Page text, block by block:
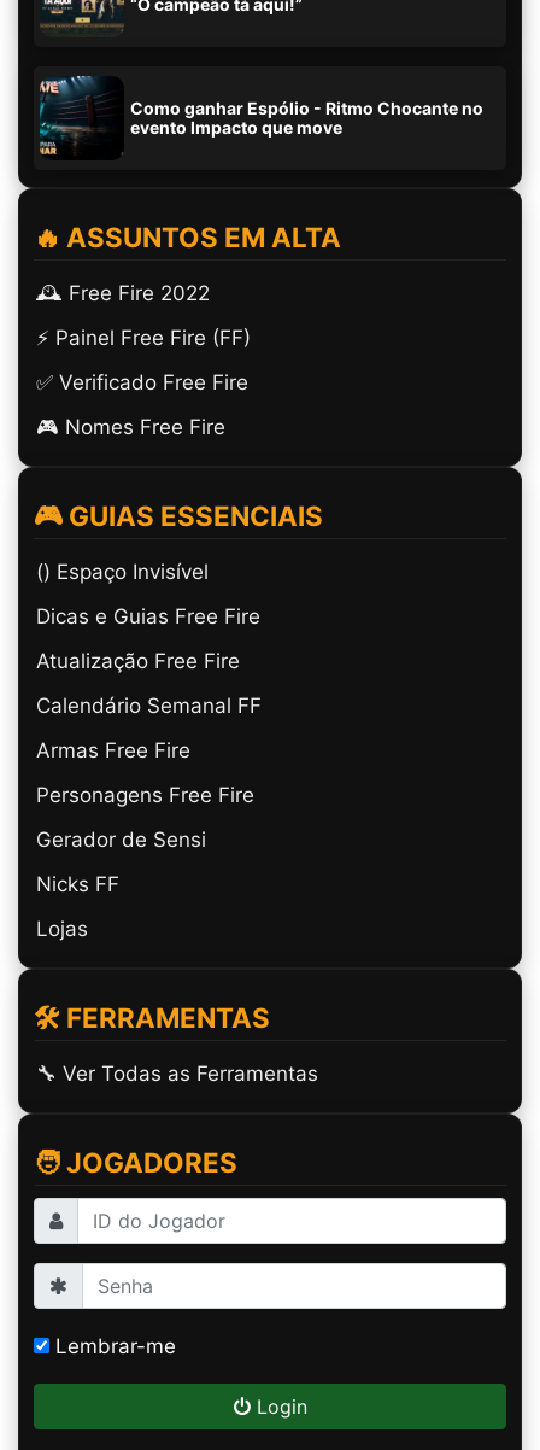
Como ganhar Espólio - Ritmo Chocante no
evento Impacto que move
🔥 ASSUNTOS EM ALTA
🕰️ Free Fire 2022
⚡ Painel Free Fire (FF)
✅ Verificado Free Fire
🎮 Nomes Free Fire
🎮 GUIAS ESSENCIAIS
(ㅤ) Espaço Invisível
Dicas e Guias Free Fire
Atualização Free Fire
Calendário Semanal FF
Armas Free Fire
Personagens Free Fire
Gerador de Sensi
Nicks FF
Lojas
🛠️ FERRAMENTAS
🔧 Ver Todas as Ferramentas
🧑 JOGADORES
Lembrar-me
Login